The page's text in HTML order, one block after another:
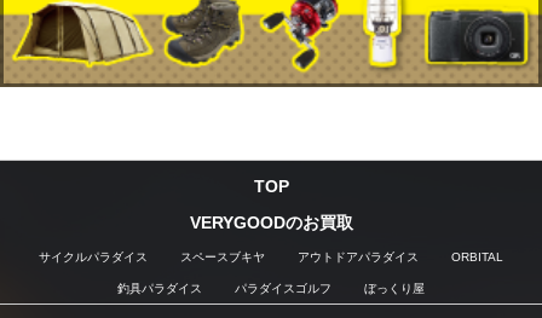
TOP
VERYGOODのお買取
サイクルパラダイス スペースブキヤ アウトドアパラダイス ORBITAL
釣具パラダイス パラダイスゴルフ ぼっくり屋